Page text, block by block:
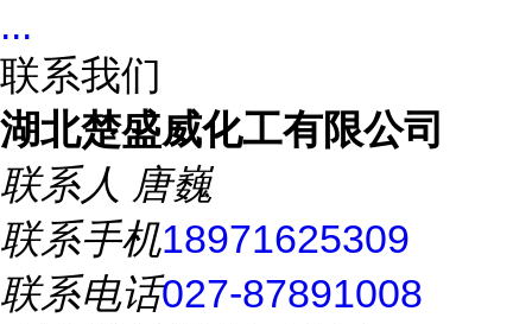
...
联系我们
湖北楚盛威化工有限公司
联系人 唐巍
联系手机18971625309
联系电话027-87891008